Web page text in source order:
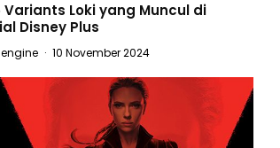
Variants Loki yang Muncul di
Disney Plus
· 10 November 2024